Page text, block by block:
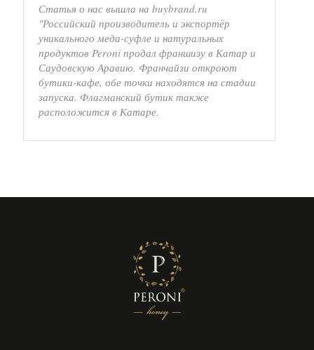
Статья о нас вышла на buybrand.ru
"Российский производитель и экспортёр
уникального меда-суфле и натуральных
продуктов Peroni продал франшизу в Катар и
Саудовскую Аравию. Франчайзи откроют
бутики-кафе, обе точки находятся на стадии
запуска. Флагманский бутик также
расположится в Катаре.